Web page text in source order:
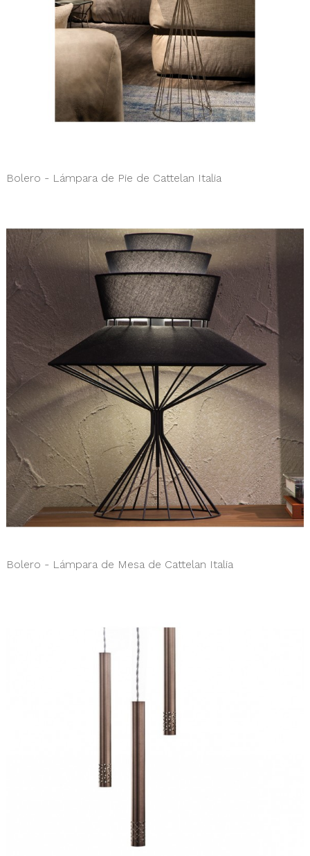
Bolero - Lámpara de Pie de Cattelan Italia
Bolero - Lámpara de Mesa de Cattelan Italia